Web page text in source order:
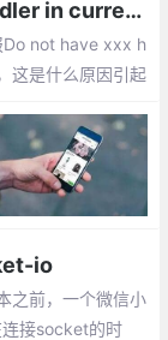
微信小程序报错Do not have xx handler in current page的解决方法总汇
Do not have xxx h
这是什么原因引起
io
之前，一个微信小
接socket的时